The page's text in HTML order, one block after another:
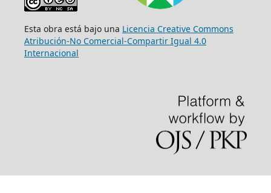
Esta obra está bajo una Licencia Creative Commons
Atribución-No Comercial-Compartir Igual 4.0
Internacional